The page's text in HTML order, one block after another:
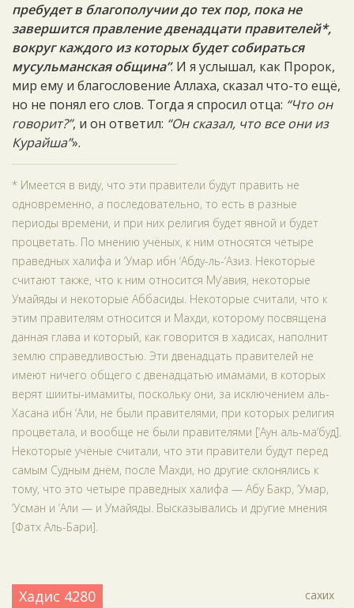
пребудет в благополучии до тех пор, пока не
завершится правление двенадцати правителей*,
вокруг каждого из которых будет собираться
мусульманская община”. И я услышал, как Пророк,
мир ему и благословение Аллаха, сказал что-то ещё,
но не понял его слов. Тогда я спросил отца: “Что он
говорит?”, и он ответил: “Он сказал, что все они из
Курайша”».
* Имеется в виду, что эти правители будут править не
одновременно, а последовательно, то есть в разные
периоды времени, и при них религия будет явной и будет
процветать. По мнению учёных, к ним относятся четыре
праведных халифа и ‘Умар ибн ‘Абду-ль-‘Азиз. Некоторые
считают также, что к ним относится Му‘авия, некоторые
Умайяды и некоторые Аббасиды. Некоторые считали, что к
этим правителям относится и Махди, которому посвящена
данная глава и который, как говорится в хадисах, наполнит
землю справедливостью. Эти двенадцать правителей не
имеют ничего общего с двенадцатью имамами, в которых
верят шииты-имамиты, поскольку они, за исключением аль-
Хасана ибн ‘Али, не были правителями, при которых религия
процветала, и вообще не были правителями [‘Аун аль-ма‘буд].
Некоторые учёные считали, что эти правители будут перед
самым Судным днём, после Махди, но другие склонялись к
тому, что это четыре праведных халифа — Абу Бакр, ‘Умар,
‘Усман и ‘Али — и Умайяды. Высказывались и другие мнения
[Фатх Аль-Бари].
Хадис 4280 сахих